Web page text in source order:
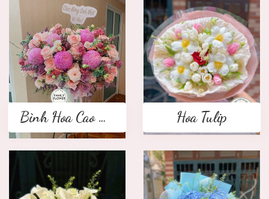
Bình Hoa Cao Cấp Hoa Tulip